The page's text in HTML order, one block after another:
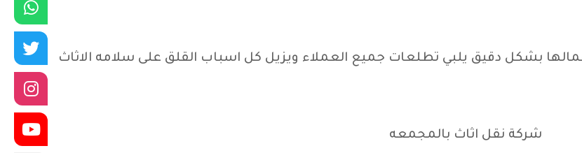
بشكل دقيق يلبي تطلعات جميع العملاء ويزيل كل اسباب القلق على سلامه الاثاث